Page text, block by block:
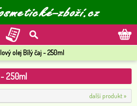
olej Bílý čaj - 250ml
250ml
další produkt »